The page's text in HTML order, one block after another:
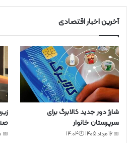
آخرین اخبار اقتصادی
شارژ دور جدید کالابرگ برای
سرپرستان خانوار
📅 16 مرداد 1405 🕙14:04 📅 10 مرداد 1405 🕙19:32